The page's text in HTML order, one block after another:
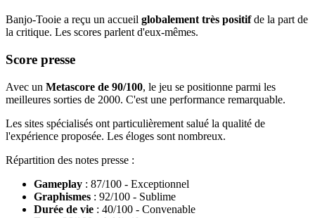
Banjo-Tooie a reçu un accueil globalement très positifde la part de
la critique. Les scores parlent d'eux-mêmes.
Score presse
Avec un Metascore de 90/100, le jeu se positionne parmi les
meilleures sorties de 2000. C'est une performance remarquable.
Les sites spécialisés ont particulièrement salué la qualité de
l'expérience proposée. Les éloges sont nombreux.
Répartition des notes presse :
Gameplay : 87/100 - Exceptionnel
Graphismes : 92/100 - Sublime
Durée de vie : 40/100 - Convenable